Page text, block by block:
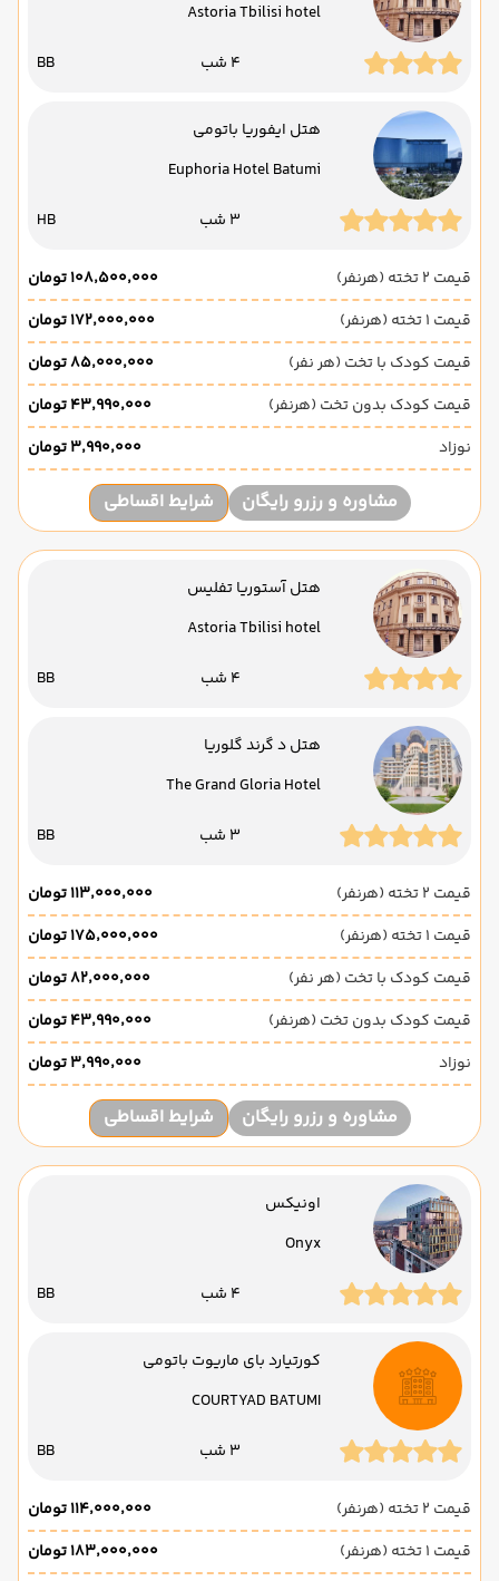
Astoria Tbilisi hotel
4 شب BB
هتل ایفوریا باتومی
Euphoria Hotel Batumi
3 شب HB
قیمت 2 تخته (هرنفر)
۱۰۸٬۵۰۰٬۰۰۰ تومان
قیمت 1 تخته (هرنفر)
۱۷۲٬۰۰۰٬۰۰۰ تومان
قیمت کودک با تخت (هر نفر)
۸۵٬۰۰۰٬۰۰۰ تومان
قیمت کودک بدون تخت (هرنفر)
۴۳٬۹۹۰٬۰۰۰ تومان
نوزاد
۳٬۹۹۰٬۰۰۰ تومان
مشاوره و رزرو رایگان شرایط اقساطی
هتل آستوریا تفلیس
Astoria Tbilisi hotel
4 شب BB
هتل د گرند گلوریا
The Grand Gloria Hotel
3 شب BB
قیمت 2 تخته (هرنفر)
۱۱۳٬۰۰۰٬۰۰۰ تومان
قیمت 1 تخته (هرنفر)
۱۷۵٬۰۰۰٬۰۰۰ تومان
قیمت کودک با تخت (هر نفر)
۸۲٬۰۰۰٬۰۰۰ تومان
قیمت کودک بدون تخت (هرنفر)
۴۳٬۹۹۰٬۰۰۰ تومان
نوزاد
۳٬۹۹۰٬۰۰۰ تومان
مشاوره و رزرو رایگان شرایط اقساطی
اونیکس
Onyx
4 شب BB
کورتیارد بای ماریوت باتومی
COURTYAD BATUMI
3 شب BB
قیمت 2 تخته (هرنفر)
۱۱۴٬۰۰۰٬۰۰۰ تومان
قیمت 1 تخته (هرنفر)
۱۸۳٬۰۰۰٬۰۰۰ تومان